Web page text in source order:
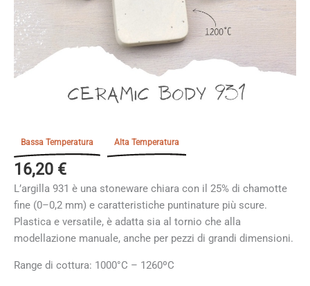
Bassa Temperatura Alta Temperatura
16,20 €
L’argilla 931 è una stoneware chiara con il 25% di chamotte
fine (0–0,2 mm) e caratteristiche puntinature più scure.
Plastica e versatile, è adatta sia al tornio che alla
modellazione manuale, anche per pezzi di grandi dimensioni.
Range di cottura: 1000°C – 1260ºC